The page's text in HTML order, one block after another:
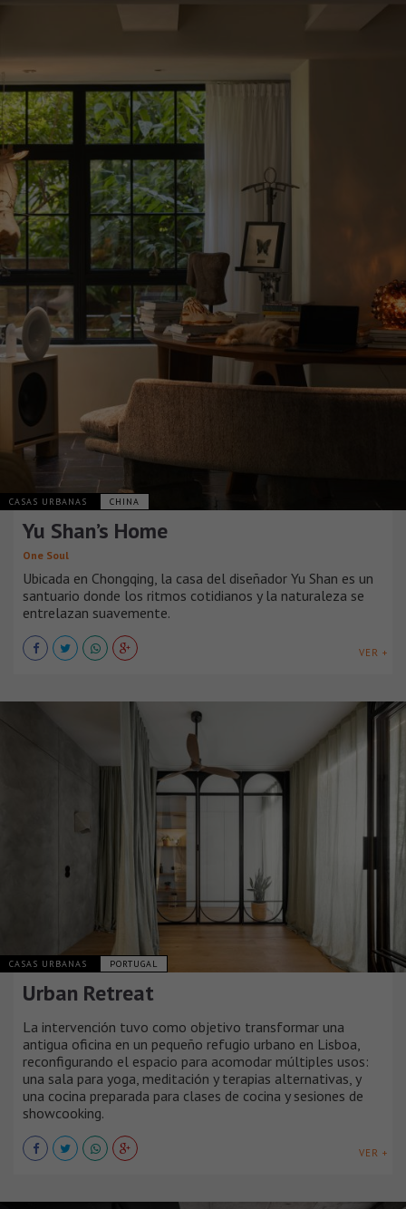
CASAS URBANAS CHINA
Yu Shan’s Home
One Soul
Ubicada en Chongqing, la casa del diseñador Yu Shan es un
santuario donde los ritmos cotidianos y la naturaleza se
entrelazan suavemente.
VER +
CASAS URBANAS PORTUGAL
Urban Retreat
La intervención tuvo como objetivo transformar una
antigua oficina en un pequeño refugio urbano en Lisboa,
reconfigurando el espacio para acomodar múltiples usos:
una sala para yoga, meditación y terapias alternativas, y
una cocina preparada para clases de cocina y sesiones de
showcooking.
VER +